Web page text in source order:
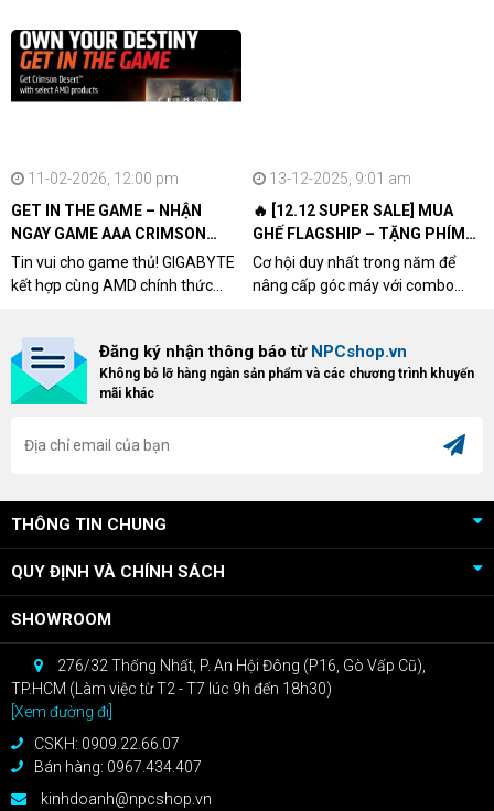
11-02-2026, 12:00 pm
GET IN THE GAME – NHẬN
NGAY GAME AAA CRIMSON
DESERT CÙNG GIGABYTE &
AMD
Tin vui cho game thủ! GIGABYTE
kết hợp cùng AMD chính thức
khách hàng sở hữu VGA Radeon
RX 9070 / RX 9070 XT.
13-12-2025, 9:01 am
🔥 [12.12 SUPER SALE] MUA
GHẾ FLAGSHIP – TẶNG PHÍM
CƠ XỊN
Cơ hội duy nhất trong năm để
nâng cấp góc máy với combo
dòng ghế Gaming cao cấp nhất,
bạn sẽ nhận ngay quà tặng trị giá
Đăng ký nhận thông báo từ NPCshop.vn
Không bỏ lỡ hàng ngàn sản phẩm và các chương trình khuyến
mãi khác
THÔNG TIN CHUNG
QUY ĐỊNH VÀ CHÍNH SÁCH
SHOWROOM
276/32 Thống Nhất, P. An Hội Đông (P16, Gò Vấp Cũ),
TP.HCM (Làm việc từ T2 - T7 lúc 9h đến 18h30)
[Xem đường đi]
CSKH: 0909.22.66.07
Bán hàng: 0967.434.407
kinhdoanh@npcshop.vn